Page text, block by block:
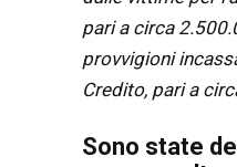
pari a circa
provvigioni
Credito, pari a
Sono state